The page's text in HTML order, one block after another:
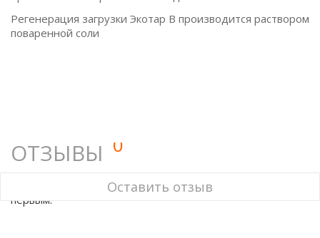
Регенерация загрузки Экотар В производится раствором
поваренной соли
ОТЗЫВЫ 0
Оставить отзыв
У этого товара нет ни одного отзыва. Вы можете стать
первым.